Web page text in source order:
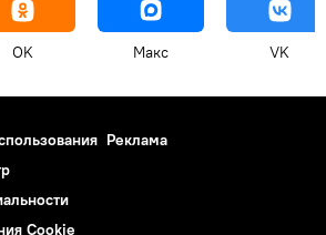
OK Макс VK
Реклама
Cookie